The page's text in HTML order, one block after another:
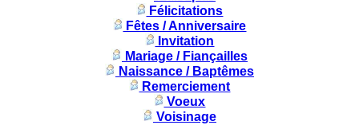
Félicitations
Fêtes / Anniversaire
Invitation
Mariage / Fiançailles
Naissance / Baptêmes
Remerciement
Voeux
Voisinage